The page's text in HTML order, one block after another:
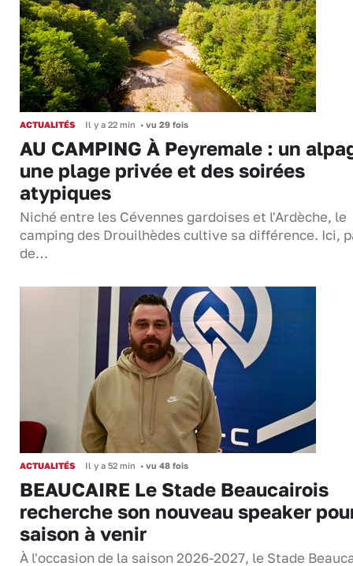
ACTUALITÉS Il y a 22 min • vu 29 fois
AU CAMPING À Peyremale : un
une plage privée et des soirées
atypiques
Niché entre les Cévennes gardoises et l'Ardèche, le
camping des Drouilhèdes cultive sa différence. Ici,
de…
ACTUALITÉS Il y a 52 min • vu 48 fois
BEAUCAIRE Le Stade Beaucairois
recherche son nouveau speaker
saison à venir
À l'occasion de la saison 2026-2027, le Stade